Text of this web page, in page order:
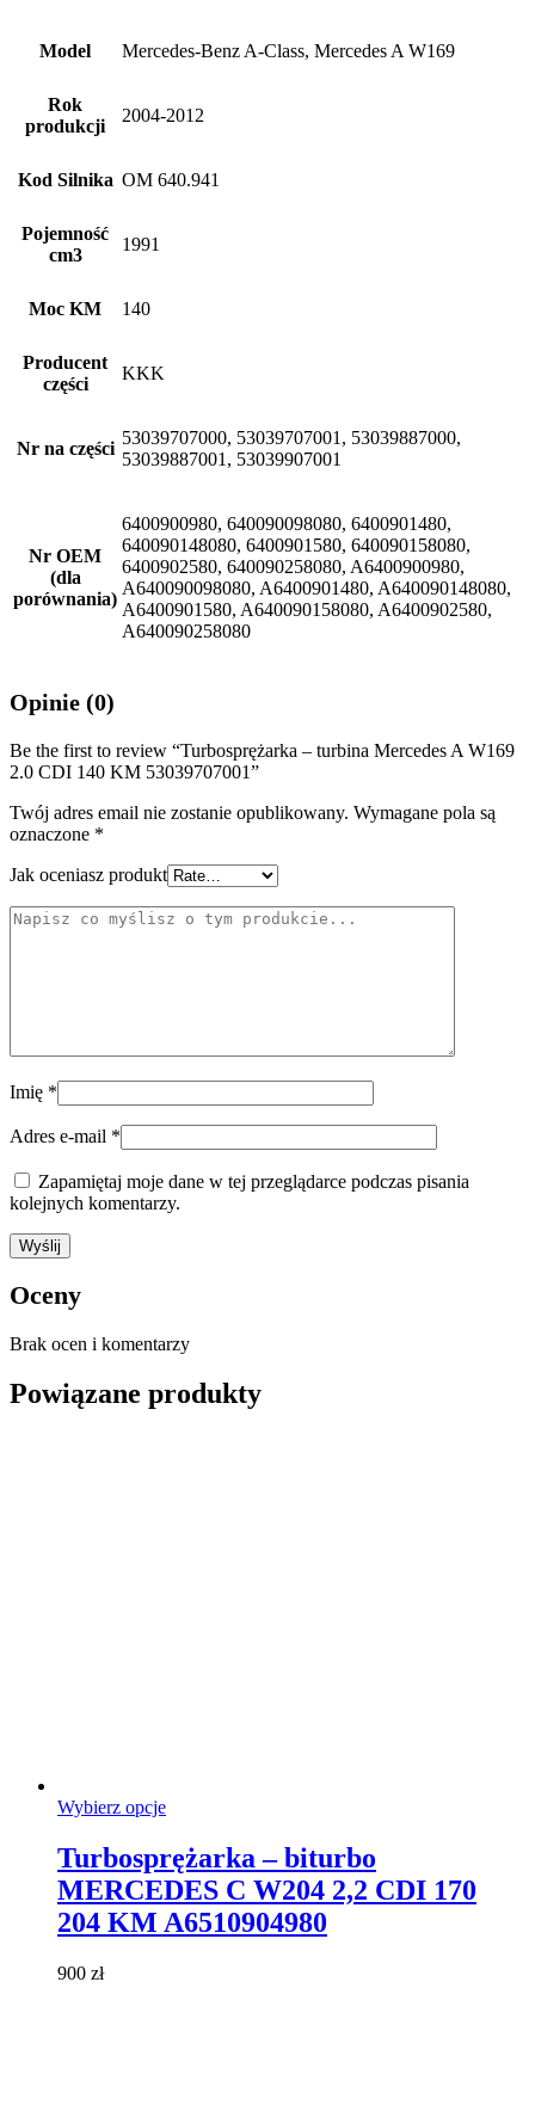
Model Mercedes-Benz A-Class, Mercedes A W169
Rok
produkcji
2004-2012
Kod Silnika OM 640.941
Pojemność
cm3
1991
Moc KM 140
Producent
części
KKK
Nr na części
53039707000, 53039707001, 53039887000,
53039887001, 53039907001
Nr OEM
(dla
porównania)
6400900980, 640090098080, 6400901480,
640090148080, 6400901580, 640090158080,
6400902580, 640090258080, A6400900980,
A640090098080, A6400901480, A640090148080,
A6400901580, A640090158080, A6400902580,
A640090258080
Opinie (0)
Be the first to review “Turbosprężarka – turbina Mercedes A W169
2.0 CDI 140 KM 53039707001”
Twój adres email nie zostanie opublikowany. Wymagane pola są
oznaczone *
Jak oceniasz produkt
Imię *
Adres e-mail *
Zapamiętaj moje dane w tej przeglądarce podczas pisania
kolejnych komentarzy.
Oceny
Brak ocen i komentarzy
Powiązane produkty
Wybierz opcjeTen
wiele
wariantów.
Opcje
można
Turbosprężarka – biturbo
MERCEDES C W204 2,2 CDI 170
204 KM A6510904980
900 zł